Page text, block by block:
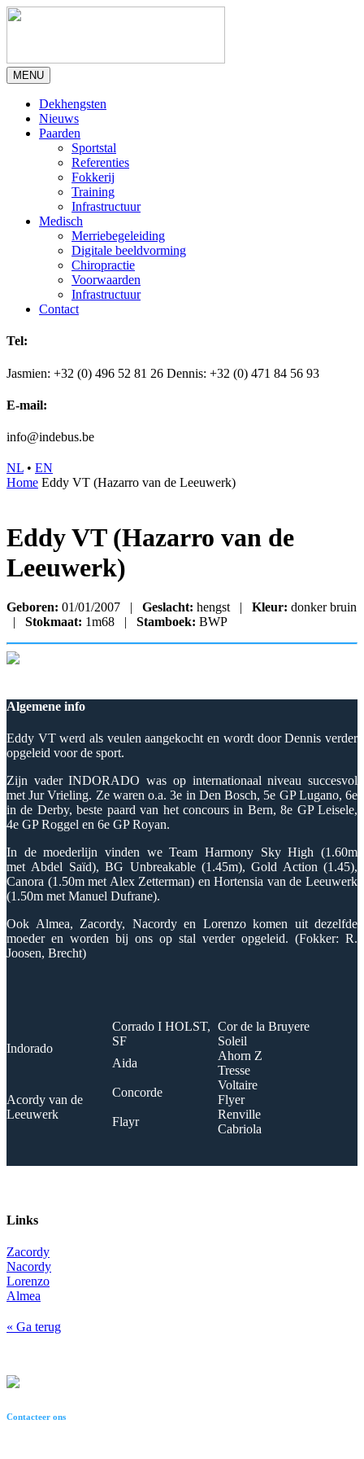
MENU
Dekhengsten
Nieuws
Paarden
Sportstal
Referenties
Fokkerij
Training
Infrastructuur
Medisch
Merriebegeleiding
Digitale beeldvorming
Chiropractie
Voorwaarden
Infrastructuur
Contact
Tel:
Jasmien: +32 (0) 496 52 81 26 Dennis: +32 (0) 471 84 56 93
E-mail:
info@indebus.be
NL • EN
Home Eddy VT (Hazarro van de Leeuwerk)
Eddy VT (Hazarro van de
Leeuwerk)
Geboren: 01/01/2007 | Geslacht: hengst | Kleur: donker bruin
| Stokmaat: 1m68 | Stamboek: BWP
Algemene info
Eddy VT werd als veulen aangekocht en wordt door Dennis verder
opgeleid voor de sport.
Zijn vader INDORADO was op internationaal niveau succesvol
met Jur Vrieling. Ze waren o.a. 3e in Den Bosch, 5e GP Lugano, 6e
in de Derby, beste paard van het concours in Bern, 8e GP Leisele,
4e GP Roggel en 6e GP Royan.
In de moederlijn vinden we Team Harmony Sky High (1.60m
met Abdel Saïd), BG Unbreakable (1.45m), Gold Action (1.45),
Canora (1.50m met Alex Zetterman) en Hortensia van de Leeuwerk
(1.50m met Manuel Dufrane).
Ook Almea, Zacordy, Nacordy en Lorenzo komen uit dezelfde
moeder en worden bij ons op stal verder opgeleid. (Fokker: R.
Joosen, Brecht)
Indorado
Corrado I HOLST,
SF
Cor de la Bruyere
Soleil
Aida
Ahorn Z
Tresse
Acordy van de
Leeuwerk
Concorde
Voltaire
Flyer
Flayr
Renville
Cabriola
Links
Zacordy
Nacordy
Lorenzo
Almea
« Ga terug
Contacteer ons